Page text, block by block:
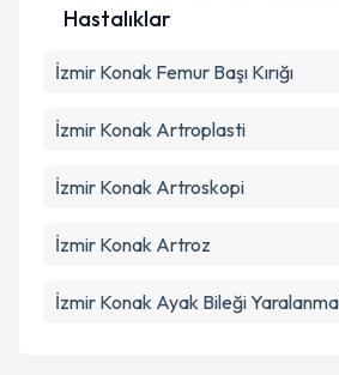
Hastalıklar
İzmir Konak Femur Başı Kırığı
İzmir Konak Artroplasti
İzmir Konak Artroskopi
İzmir Konak Artroz
İzmir Konak Ayak Bileği